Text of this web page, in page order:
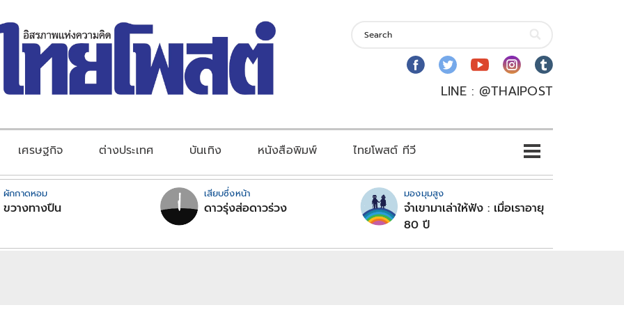
LINE : @THAIPOST
เศรษฐกิจ ต่างประเทศ บันเทิง หนังสือพิมพ์ ไทยโพสต์ ทีวี
ผักกาดหอม
ขวางทางปืน
เสียบซึ่งหน้า
ดาวรุ่งส่อดาวร่วง
มองมุมสูง
จำเขามาเล่าให้ฟัง : เมื่อเราอายุ
80 ปี